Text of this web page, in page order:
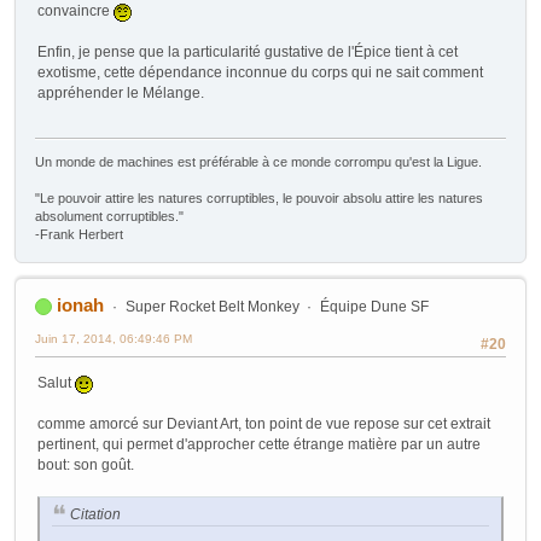
convaincre
Enfin, je pense que la particularité gustative de l'Épice tient à cet
exotisme, cette dépendance inconnue du corps qui ne sait comment
appréhender le Mélange.
Un monde de machines est préférable à ce monde corrompu qu'est la Ligue.
"Le pouvoir attire les natures corruptibles, le pouvoir absolu attire les natures
absolument corruptibles."
-Frank Herbert
ionah Super Rocket Belt Monkey Équipe Dune SF
#20
Juin 17, 2014, 06:49:46 PM
Salut
comme amorcé sur Deviant Art, ton point de vue repose sur cet extrait
pertinent, qui permet d'approcher cette étrange matière par un autre
bout: son goût.
Citation